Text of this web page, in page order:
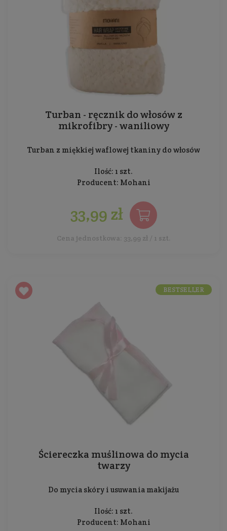
Turban - ręcznik do włosów z
mikrofibry - waniliowy
Turban z miękkiej waflowej tkaniny do włosów
Ilość: 1 szt.
Producent: Mohani
33,99 zł
Cena jednostkowa: 33,99 zł / 1 szt.
Ściereczka muślinowa do mycia
twarzy
Do mycia skóry i usuwania makijażu
Ilość: 1 szt.
Producent: Mohani
BESTSELLER